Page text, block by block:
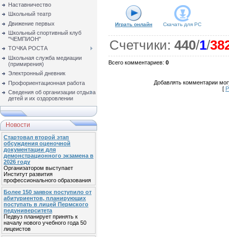
Наставничество
Школьный театр
Движение первых
Школьный спортивный клуб
"ЧЕМПИОН"
ТОЧКА РОСТА
Школьная служба медиации
(примирения)
Электронный дневник
Профориентационная работа
Сведения об организации отдыха
детей и их оздоровлении
Новости
Стартовал второй этап
обсуждения оценочной
документации для
демонстрационного экзамена в
2026 году
Организатором выступает
Институт развития
профессионального образования
Более 150 заявок поступило от
абитуриентов, планирующих
поступать в лицей Пермского
педуниверситета
Педвуз планирует принять к
началу нового учебного года 50
лицеистов
Играть онлайн Скачать для PC
Счетчики: 440/1/
Всего комментариев: 0
Добавлять комментарии
[